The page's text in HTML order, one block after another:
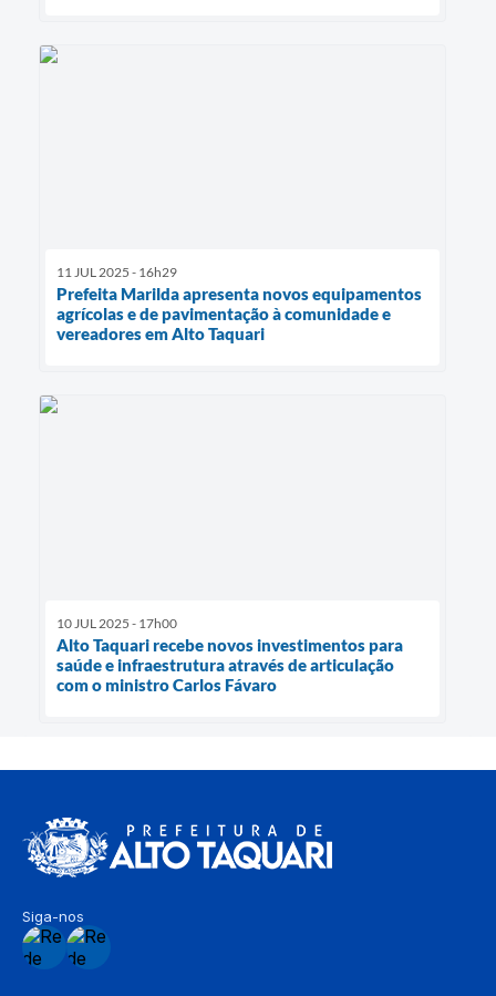
11 JUL 2025 - 16h29
Prefeita Marilda apresenta novos equipamentos
agrícolas e de pavimentação à comunidade e
vereadores em Alto Taquari
10 JUL 2025 - 17h00
Alto Taquari recebe novos investimentos para
saúde e infraestrutura através de articulação
com o ministro Carlos Fávaro
Siga-nos